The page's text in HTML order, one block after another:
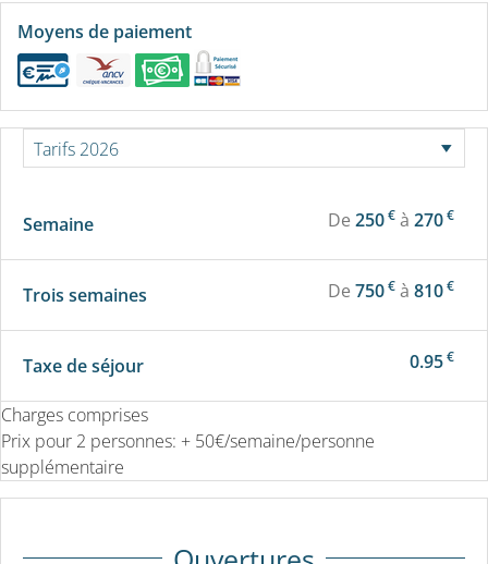
Moyens de paiement
Semaine De 250€ à 270€
Trois semaines De 750€ à 810€
Taxe de séjour 0.95€
Charges comprises
Prix pour 2 personnes: + 50€/semaine/personne
supplémentaire